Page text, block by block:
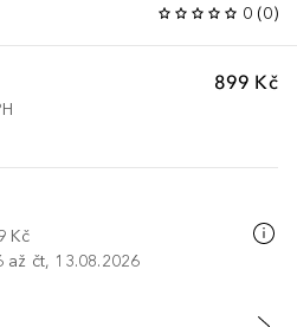
0 (0)
899 Kč
Kč
až čt, 13.08.2026